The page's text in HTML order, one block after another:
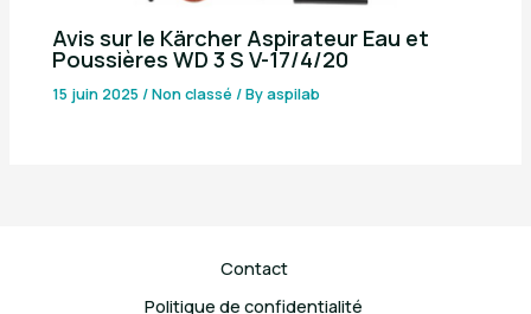
Avis sur le Kärcher Aspirateur Eau et
Poussières WD 3 S V-17/4/20
15 juin 2025/Non classé / Byaspilab
Contact
Politique de confidentialité